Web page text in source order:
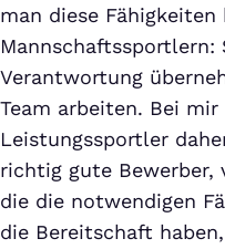
man diese Fähigkeiten
Mannschaftssportlern:
Verantwortung
Team arbeiten. Bei
Leistungssportler
richtig gute
die die notwendigen
die Bereitschaft